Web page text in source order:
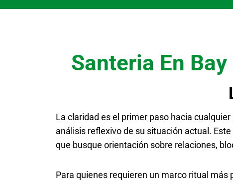
Santeria En
La claridad es el primer paso hacia cualquier
análisis reflexivo de su situación actual.
que busque orientación sobre relaciones,
Para quienes requieren un marco ritual más